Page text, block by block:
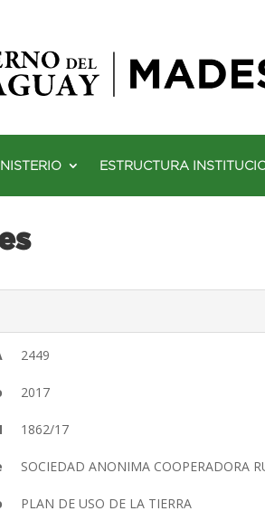
ESTRUCTURA
2449
2017
1862/17
SOCIEDAD ANONIMA COOPERADORA
PLAN DE USO DE LA TIERRA